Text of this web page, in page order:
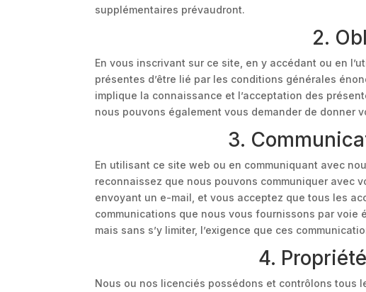
supplémentaires prévaudront.
2.
En vous inscrivant sur ce site, en y accédant ou en
présentes d’être lié par les conditions générales
implique la connaissance et l’acceptation des
nous pouvons également vous demander de donner
3.
En utilisant ce site web ou en communiquant avec
reconnaissez que nous pouvons communiquer avec
envoyant un e-mail, et vous acceptez que tous les
communications que nous vous fournissons par
mais sans s’y limiter, l’exigence que ces
4.
Nous ou nos licenciés possédons et contrôlons tous